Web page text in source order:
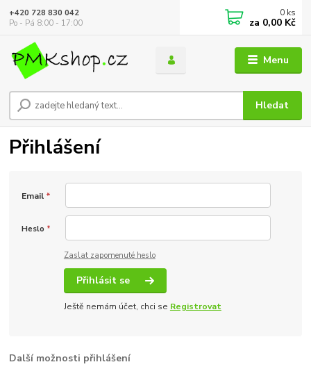
Menu
Hledat
+420 728 830 042
Po - Pá 8:00 - 17:00
0 ks
za 0,00 Kč
Přihlášení
Email *
Heslo *
Zaslat zapomenuté heslo
Přihlásit se
Ještě nemám účet, chci se Registrovat
Další možnosti přihlášení